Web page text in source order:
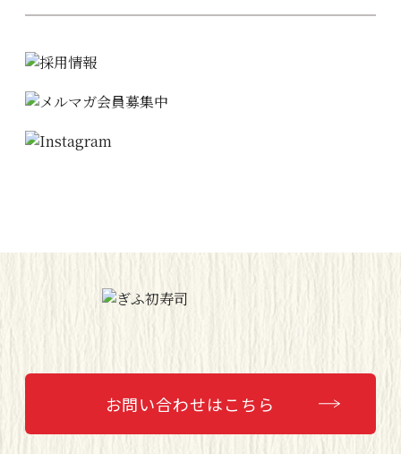
お問い合わせはこちら